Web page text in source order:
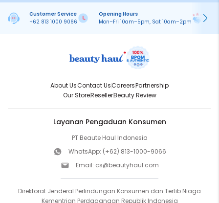
Customer Service
+62 813 1000 9066
Opening Hours
Mon–Fri 10am–5pm, Sat 10am–2pm
About UsContact UsCareersPartnership
Our StoreResellerBeauty Review
Layanan Pengaduan Konsumen
PT Beaute Haul Indonesia
WhatsApp: (+62) 813-1000-9066
Email: cs@beautyhaul.com
Direktorat Jenderal Perlindungan Konsumen dan Tertib Niaga
Kementrian Perdagangan Republik Indonesia